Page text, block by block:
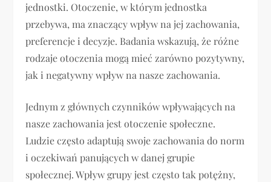
jednostki. Otoczenie, w którym jednostka
przebywa, ma znaczący wpływ na jej zachowania,
preferencje i decyzje. Badania wskazują, że różne
rodzaje otoczenia mogą mieć zarówno pozytywny,
jak i negatywny wpływ na nasze zachowania.
Jednym z głównych czynników wpływających na
nasze zachowania jest otoczenie społeczne.
Ludzie często adaptują swoje zachowania do norm
i oczekiwań panujących w danej grupie
społecznej. Wpływ grupy jest często tak potężny,